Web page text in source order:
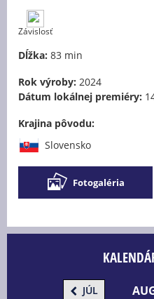
Závislosť
Dĺžka: 83 min
Rok výroby: 2024
Dátum lokálnej premiéry:
Krajina pôvodu:
Slovensko
Fotogaléria
JÚL